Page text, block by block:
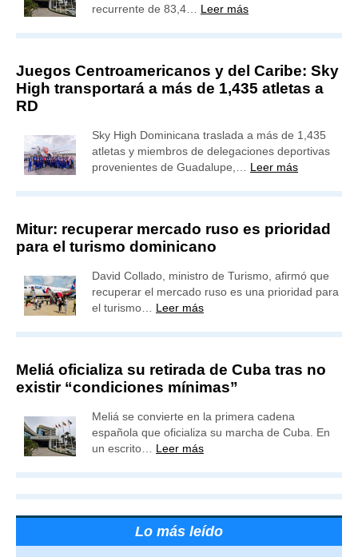
recurrente de 83,4… Leer más
Juegos Centroamericanos y del Caribe: Sky
High transportará a más de 1,435 atletas a
RD
Sky High Dominicana traslada a más de 1,435
atletas y miembros de delegaciones deportivas
provenientes de Guadalupe,… Leer más
Mitur: recuperar mercado ruso es prioridad
para el turismo dominicano
David Collado, ministro de Turismo, afirmó que
recuperar el mercado ruso es una prioridad para
el turismo… Leer más
Meliá oficializa su retirada de Cuba tras no
existir “condiciones mínimas”
Meliá se convierte en la primera cadena
española que oficializa su marcha de Cuba. En
un escrito… Leer más
Lo más leído